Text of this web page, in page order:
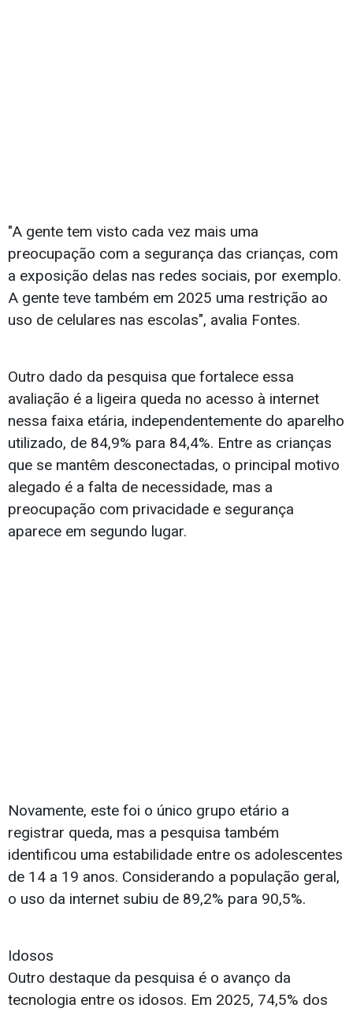
"A gente tem visto cada vez mais uma
preocupação com a segurança das crianças, com
a exposição delas nas redes sociais, por exemplo.
A gente teve também em 2025 uma restrição ao
uso de celulares nas escolas", avalia Fontes.
Outro dado da pesquisa que fortalece essa
avaliação é a ligeira queda no acesso à internet
nessa faixa etária, independentemente do aparelho
utilizado, de 84,9% para 84,4%. Entre as crianças
que se mantêm desconectadas, o principal motivo
alegado é a falta de necessidade, mas a
preocupação com privacidade e segurança
aparece em segundo lugar.
Novamente, este foi o único grupo etário a
registrar queda, mas a pesquisa também
identificou uma estabilidade entre os adolescentes
de 14 a 19 anos. Considerando a população geral,
o uso da internet subiu de 89,2% para 90,5%.
Idosos
Outro destaque da pesquisa é o avanço da
tecnologia entre os idosos. Em 2025, 74,5% dos